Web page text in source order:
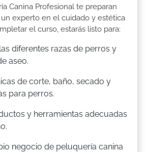
Canina Profesional te preparan
experto en el cuidado y estética
el curso, estarás listo para:
diferentes razas de perros y
aseo.
de corte, baño, secado y
para perros.
y herramientas adecuadas
negocio de peluquería canina